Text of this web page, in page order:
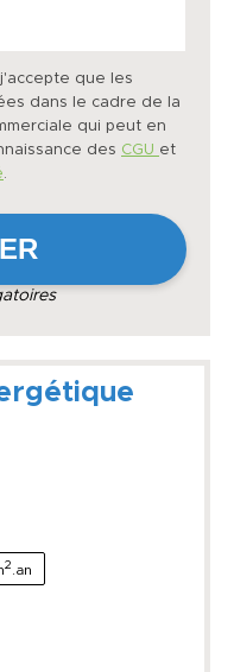
que les
dans le cadre de la
qui peut en
des CGU et
.
2 .an